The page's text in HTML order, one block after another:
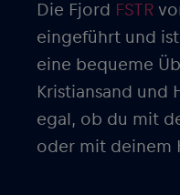
Die Fjord FSTR
eingeführt und
eine bequeme
Kristiansand und
egal, ob du mit
oder mit deinem